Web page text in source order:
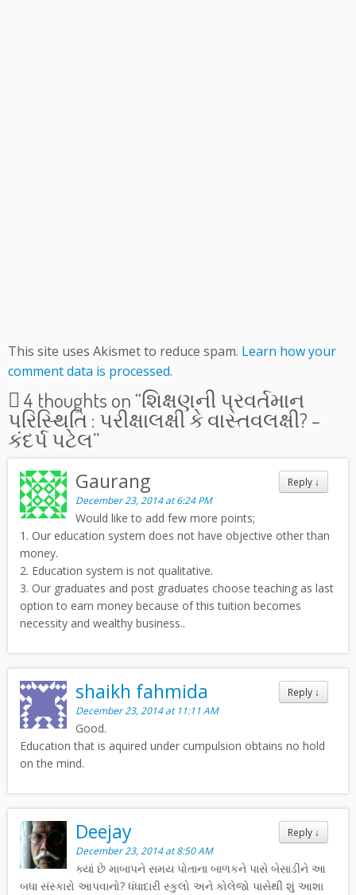
This site uses Akismet to reduce spam. Learn how your
comment data is processed.
4 thoughts on “શિક્ષણની પ્રવર્તમાન
પરિસ્થિતિ : પરીક્ષાલક્ષી કે વાસ્તવલક્ષી? –
કંદર્પ પટેલ”
Reply ↓
Gaurang
December 23, 2014 at 6:24 PM
Would like to add few more points;
1. Our education system does not have objective other than
money.
2. Education system is not qualitative.
3. Our graduates and post graduates choose teaching as last
option to earn money because of this tuition becomes
necessity and wealthy business..
Reply ↓
shaikh fahmida
December 23, 2014 at 11:11 AM
Good.
Education that is aquired under cumpulsion obtains no hold
on the mind.
Reply ↓
Deejay
December 23, 2014 at 8:50 AM
ક્યાં છે માબાપને સમય પોતાના બાળકને પાસે બેસાડીને આ
બધા સંસ્કારો આપવાનો? ધંધાદારી સ્કુલો અને કોલેજો પાસેથી શું આશા